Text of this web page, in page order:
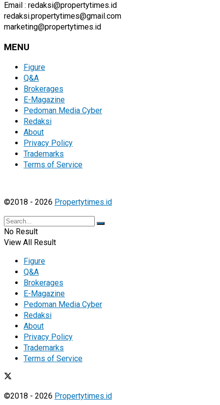
Email : redaksi@propertytimes.id
redaksi.propertytimes@gmail.com
marketing@propertytimes.id
MENU
Figure
Q&A
Brokerages
E-Magazine
Pedoman Media Cyber
Redaksi
About
Privacy Policy
Trademarks
Terms of Service
©2018 - 2026 Propertytimes.id
No Result
View All Result
Figure
Q&A
Brokerages
E-Magazine
Pedoman Media Cyber
Redaksi
About
Privacy Policy
Trademarks
Terms of Service
©2018 - 2026 Propertytimes.id